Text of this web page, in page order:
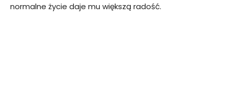
normalne życie daje mu większą radość.